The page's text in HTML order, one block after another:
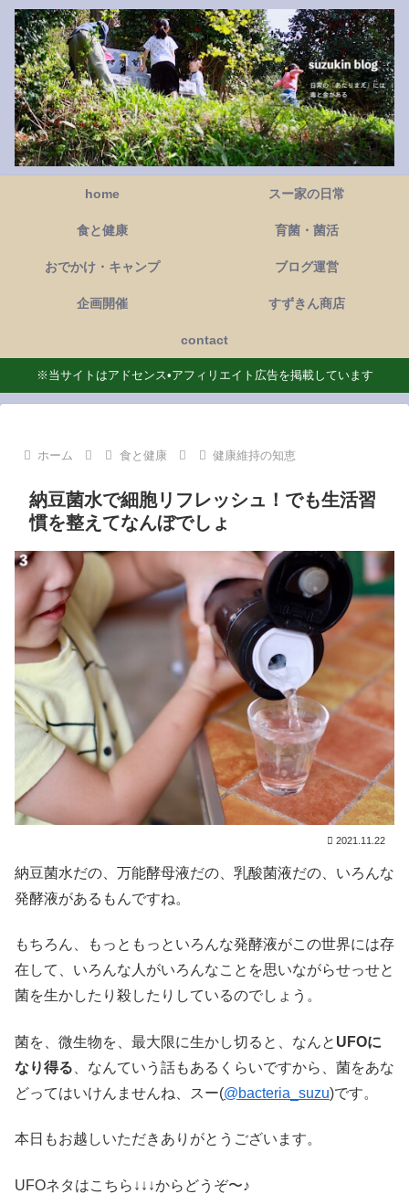
home スー家の日常
食と健康 育菌・菌活
おでかけ・キャンプ ブログ運営
企画開催 すずきん商店
contact
※当サイトはアドセンス•アフィリエイト広告を掲載しています
ホーム 食と健康 健康維持の知恵
納豆菌水で細胞リフレッシュ！でも生活習
慣を整えてなんぼでしょ
2021.11.22
納豆菌水だの、万能酵母液だの、乳酸菌液だの、いろんな
発酵液があるもんですね。
もちろん、もっともっといろんな発酵液がこの世界には存
在して、いろんな人がいろんなことを思いながらせっせと
菌を生かしたり殺したりしているのでしょう。
菌を、微生物を、最大限に生かし切ると、なんと UFOに
なり得る 、なんていう話もあるくらいですから、菌をあな
どってはいけんませんね、スー(@bacteria_suzu)です。
本日もお越しいただきありがとうございます。
UFOネタはこちら↓↓↓からどうぞ〜♪